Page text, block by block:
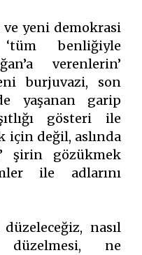
yeni demokrasi
benliğiyle
verenlerin’
burjuvazi, son
yaşanan garip
gösteri ile
için değil, aslında
şirin gözükmek
ile adlarını
nasıl
düzelmesi, ne